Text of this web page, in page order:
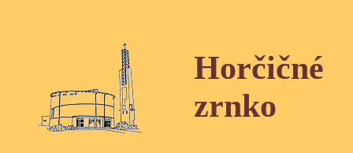
Horčičné
zrnko